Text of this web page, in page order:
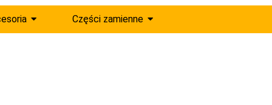
Części zamienne